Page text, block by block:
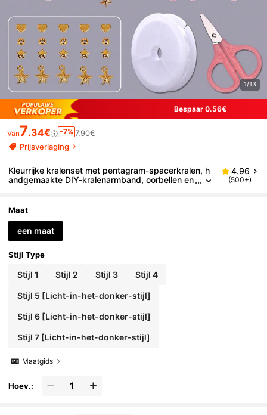
1/13
Bespaar 0.56€
Van7.34€ -7% 7.90€
Prijsverlaging
Kleurrijke kralenset met pentagram-spacerkralen, h
andgemaakte DIY-kralenarmband, oorbellen en
en leraren [willekeurige kleur en stijl]
4.96
(500+)
Maat
een maat
Stijl Type
Stijl 1 Stijl 2 Stijl 3 Stijl 4
Stijl 5 [Licht-in-het-donker-stijl]
Stijl 6 [Licht-in-het-donker-stijl]
Stijl 7 [Licht-in-het-donker-stijl]
Maatgids
Hoev.: